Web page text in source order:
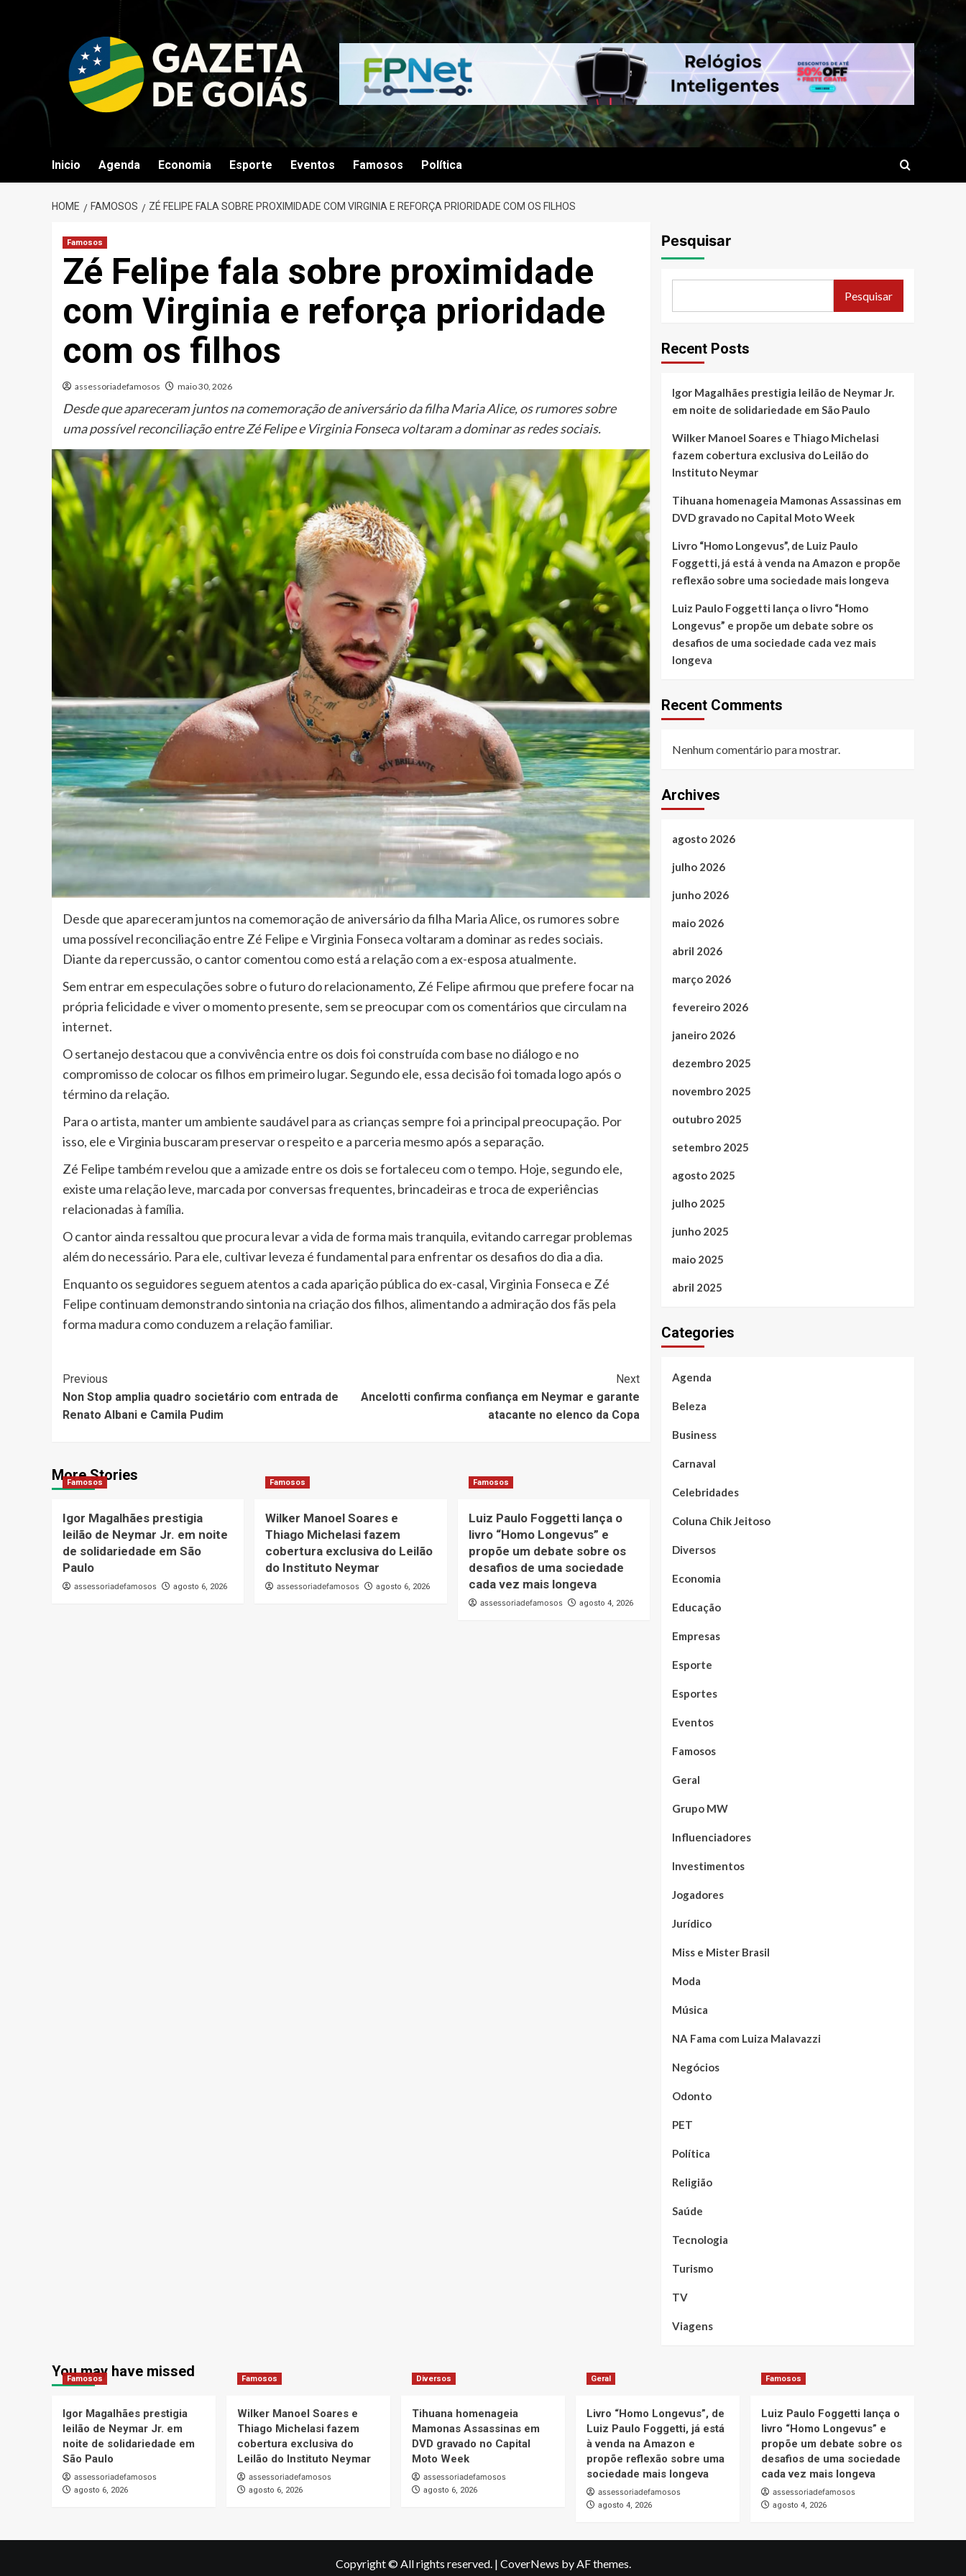
Inicio Agenda Economia Esporte Eventos Famosos Política
HOME FAMOSOS ZÉ FELIPE FALA SOBRE PROXIMIDADE COM VIRGINIA E REFORÇA PRIORIDADE COM OS FILHOS
Famosos
Zé Felipe fala sobre proximidade
com Virginia e reforça prioridade
com os filhos
assessoriadefamosos maio 30, 2026
Desde que apareceram juntos na comemoração de aniversário da filha Maria Alice, os rumores sobre
uma possível reconciliação entre Zé Felipe e Virginia Fonseca voltaram a dominar as redes sociais.
Desde que apareceram juntos na comemoração de aniversário da filha Maria Alice, os rumores sobre
uma possível reconciliação entre Zé Felipe e Virginia Fonseca voltaram a dominar as redes sociais.
Diante da repercussão, o cantor comentou como está a relação com a ex-esposa atualmente.
Sem entrar em especulações sobre o futuro do relacionamento, Zé Felipe afirmou que prefere focar na
própria felicidade e viver o momento presente, sem se preocupar com os comentários que circulam na
internet.
O sertanejo destacou que a convivência entre os dois foi construída com base no diálogo e no
compromisso de colocar os filhos em primeiro lugar. Segundo ele, essa decisão foi tomada logo após o
término da relação.
Para o artista, manter um ambiente saudável para as crianças sempre foi a principal preocupação. Por
isso, ele e Virginia buscaram preservar o respeito e a parceria mesmo após a separação.
Zé Felipe também revelou que a amizade entre os dois se fortaleceu com o tempo. Hoje, segundo ele,
existe uma relação leve, marcada por conversas frequentes, brincadeiras e troca de experiências
relacionadas à família.
O cantor ainda ressaltou que procura levar a vida de forma mais tranquila, evitando carregar problemas
além do necessário. Para ele, cultivar leveza é fundamental para enfrentar os desafios do dia a dia.
Enquanto os seguidores seguem atentos a cada aparição pública do ex-casal, Virginia Fonseca e Zé
Felipe continuam demonstrando sintonia na criação dos filhos, alimentando a admiração dos fãs pela
forma madura como conduzem a relação familiar.
Post
Navigation
Previous
Non Stop amplia quadro societário com entrada de
Renato Albani e Camila Pudim
Next
Ancelotti confirma confiança em Neymar e garante
atacante no elenco da Copa
More Stories
Famosos
Igor Magalhães prestigia
leilão de Neymar Jr. em noite
de solidariedade em São
Paulo
assessoriadefamosos agosto 6, 2026
Famosos
Wilker Manoel Soares e
Thiago Michelasi fazem
cobertura exclusiva do Leilão
do Instituto Neymar
assessoriadefamosos agosto 6, 2026
Famosos
Luiz Paulo Foggetti lança o
livro “Homo Longevus” e
propõe um debate sobre os
desafios de uma sociedade
cada vez mais longeva
assessoriadefamosos agosto 4, 2026
Pesquisar
Pesquisar
Recent Posts
Igor Magalhães prestigia leilão de Neymar Jr.
em noite de solidariedade em São Paulo
Wilker Manoel Soares e Thiago Michelasi
fazem cobertura exclusiva do Leilão do
Instituto Neymar
Tihuana homenageia Mamonas Assassinas em
DVD gravado no Capital Moto Week
Livro “Homo Longevus”, de Luiz Paulo
Foggetti, já está à venda na Amazon e propõe
reflexão sobre uma sociedade mais longeva
Luiz Paulo Foggetti lança o livro “Homo
Longevus” e propõe um debate sobre os
desafios de uma sociedade cada vez mais
longeva
Recent Comments
Nenhum comentário para mostrar.
Archives
agosto 2026
julho 2026
junho 2026
maio 2026
abril 2026
março 2026
fevereiro 2026
janeiro 2026
dezembro 2025
novembro 2025
outubro 2025
setembro 2025
agosto 2025
julho 2025
junho 2025
maio 2025
abril 2025
Categories
Agenda
Beleza
Business
Carnaval
Celebridades
Coluna Chik Jeitoso
Diversos
Economia
Educação
Empresas
Esporte
Esportes
Eventos
Famosos
Geral
Grupo MW
Influenciadores
Investimentos
Jogadores
Jurídico
Miss e Mister Brasil
Moda
Música
NA Fama com Luiza Malavazzi
Negócios
Odonto
PET
Política
Religião
Saúde
Tecnologia
Turismo
TV
Viagens
You may have missed
Famosos
Igor Magalhães prestigia
leilão de Neymar Jr. em
noite de solidariedade em
São Paulo
assessoriadefamosos
agosto 6, 2026
Famosos
Wilker Manoel Soares e
Thiago Michelasi fazem
cobertura exclusiva do
Leilão do Instituto Neymar
assessoriadefamosos
agosto 6, 2026
Diversos
Tihuana homenageia
Mamonas Assassinas em
DVD gravado no Capital
Moto Week
assessoriadefamosos
agosto 6, 2026
Geral
Livro “Homo Longevus”, de
Luiz Paulo Foggetti, já está
à venda na Amazon e
propõe reflexão sobre uma
sociedade mais longeva
assessoriadefamosos
agosto 4, 2026
Famosos
Luiz Paulo Foggetti lança o
livro “Homo Longevus” e
propõe um debate sobre os
desafios de uma sociedade
cada vez mais longeva
assessoriadefamosos
agosto 4, 2026
Copyright © All rights reserved. | CoverNews by AF themes.